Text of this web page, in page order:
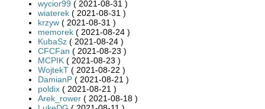
wycior99 ( 2021-08-31 )
wiaterek ( 2021-08-31 )
krzyw ( 2021-08-31 )
memorek ( 2021-08-24 )
KubaSz ( 2021-08-24 )
CFCFan ( 2021-08-23 )
MCPIK ( 2021-08-23 )
WojtekT ( 2021-08-22 )
DamianP ( 2021-08-21 )
poldix ( 2021-08-21 )
Arek_rower ( 2021-08-18 )